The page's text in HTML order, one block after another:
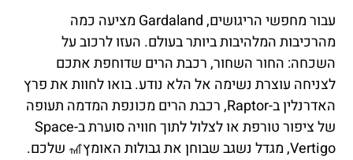
עבור מחפשי הריגושים, Gardaland מציעה כמה
מהרכיבות המלהיבות ביותר בעולם. העזו לרכוב על
השכחה: החור השחור, רכבת הרים שדוחפת אתכם
לצניחה עוצרת נשימה אל הלא נודע. בואו לחוות את פרץ
האדרנלין ב-Raptor, רכבת הרים מכונפת המדמה תעופה
של ציפור טורפת או לצלול לתוך חוויה סוערת ב-Space
Vertigo, מגדל נשגב שבוחן את גבולות האומץ🎢 שלכם.